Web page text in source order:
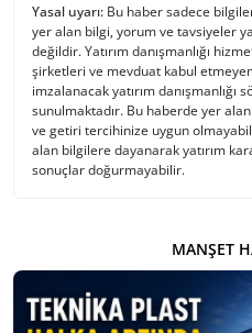
Yasal uyarı: Bu haber sadece
yer alan bilgi, yorum ve tavsiyeler
değildir. Yatırım danışmanlığı
şirketleri ve mevduat kabul
imzalanacak yatırım danışmanlığı
sunulmaktadır. Bu haberde yer
ve getiri tercihinize uygun
alan bilgilere dayanarak yatırım
sonuçlar doğurmayabilir.
MANŞET